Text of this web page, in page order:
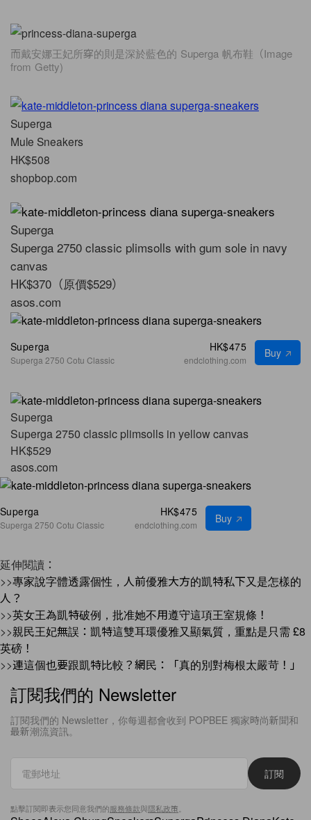
而戴安娜王妃所穿的則是深於藍色的 Superga 帆布鞋（Image
from Getty)
Superga
Mule Sneakers
HK$508
shopbop.com
Superga
Superga 2750 classic plimsolls with gum sole in navy
canvas
HK$370（原價$529）
asos.com
Superga
Superga 2750 Cotu Classic
HK$475
endclothing.com Buy
Superga
Superga 2750 classic plimsolls in yellow canvas
HK$529
asos.com
Superga
Superga 2750 Cotu Classic
HK$475
endclothing.com Buy
延伸閱讀：
>>專家說字體透露個性，人前優雅大方的凱特私下又是怎樣的
人？
>>英女王為凱特破例，批准她不用遵守這項王室規條！
>>親民王妃無誤：凱特這雙耳環優雅又顯氣質，重點是只需 £8
英磅！
>>連這個也要跟凱特比較？網民：「真的別對梅根太嚴苛！」
訂閱我們的 Newsletter
訂閱我們的 Newsletter，你每週都會收到 POPBEE 獨家時尚新聞和
最新潮流資訊。
訂閱
點擊訂閱即表示您同意我們的服務條款與隱私政策。